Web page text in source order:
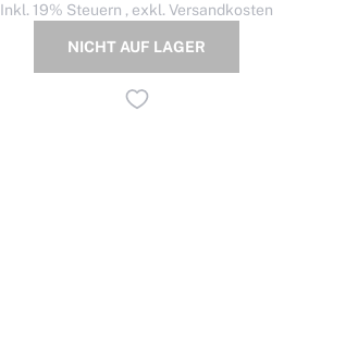
Inkl. 19% Steuern , exkl.Versandkosten
NICHT AUF LAGER